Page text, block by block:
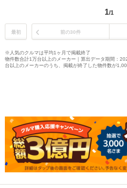
1/1
最初 前の30件
※人気のクルマは平均1ヶ月で掲載終了
物件数合計1万台以上のメーカー｜算出データ期間：
台以上のメーカーのうち、掲載が終了した物件数が